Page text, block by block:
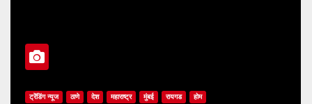
ट्रेंडिंग न्यूज ठाणे देश महाराष्ट्र मुंबई रायगड होम